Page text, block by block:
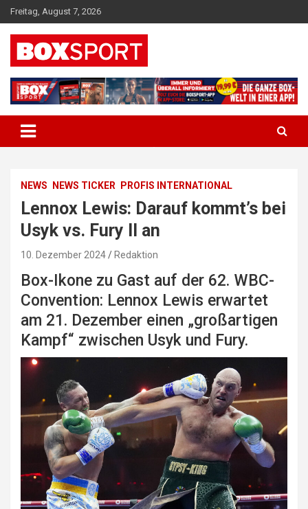
Skip
to
content
Freitag, August 7, 2026
BOXSPORT
NEWS NEWS TICKER PROFIS INTERNATIONAL
Lennox Lewis: Darauf kommt’s bei
Usyk vs. Fury II an
10. Dezember 2024 Redaktion
Box-Ikone zu Gast auf der 62. WBC-
Convention: Lennox Lewis erwartet
am 21. Dezember einen „großartigen
Kampf“ zwischen Usyk und Fury.